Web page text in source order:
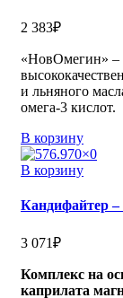
2 383₽
«НовОмегин» –
и льняного
омега-3 кислот.
В корзину
В корзину
Кандифайтер –
3 071₽
Комплекс на
каприлата